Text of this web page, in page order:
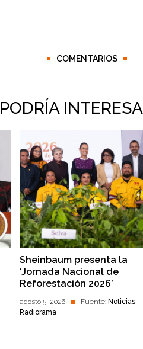
COMENTARIOS
PODRÍA
Sheinbaum presenta la
‘Jornada Nacional de
Reforestación 2026’
agosto 5, 2026 Fuente:Noticias
Radiorama